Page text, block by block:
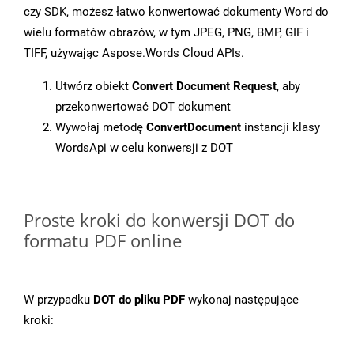
czy SDK, możesz łatwo konwertować dokumenty Word do
wielu formatów obrazów, w tym JPEG, PNG, BMP, GIF i
TIFF, używając Aspose.Words Cloud APIs.
Utwórz obiekt Convert Document Request, aby
przekonwertować DOT dokument
Wywołaj metodę ConvertDocument instancji klasy
WordsApi w celu konwersji z DOT
Proste kroki do konwersji DOT do
formatu PDF online
W przypadku DOT do pliku PDF wykonaj następujące
kroki: